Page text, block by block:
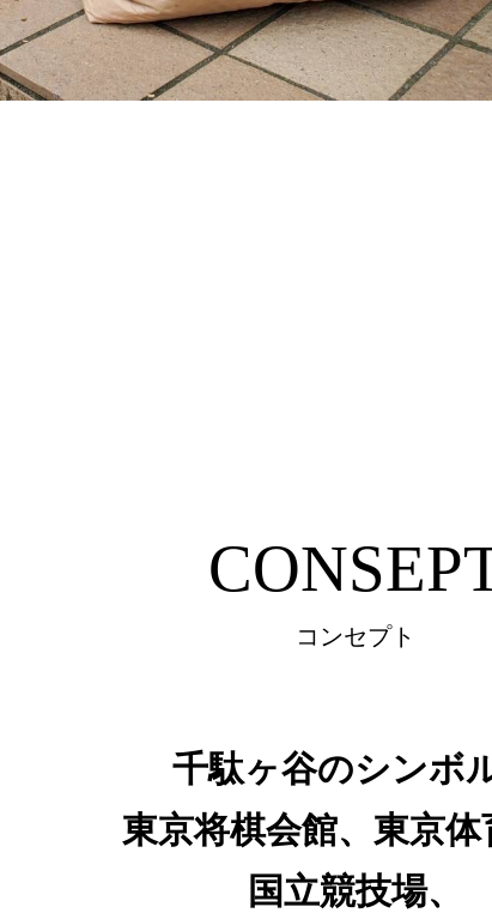
コンセプト
千駄ヶ谷のシンボル
東京将棋会館、東京体
国立競技場、